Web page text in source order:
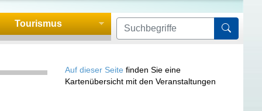
Tourismus
Auf dieser Seite finden Sie eine
Kartenübersicht mit den Veranstaltungen